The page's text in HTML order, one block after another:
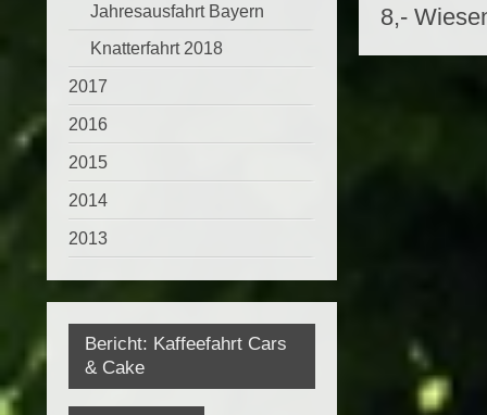
8,-
Jahresausfahrt Bayern
Knatterfahrt 2018
2017
2016
2015
2014
2013
Bericht: Kaffeefahrt Cars
& Cake